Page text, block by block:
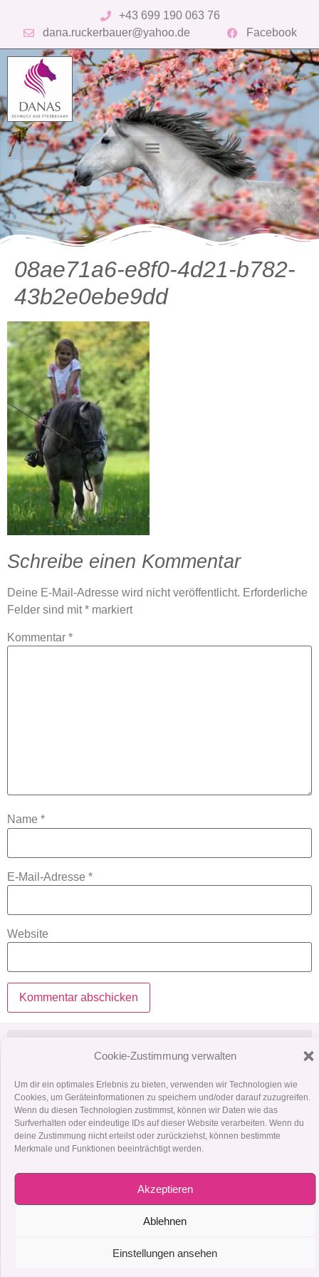
Cookie-Zustimmung verwalten
Um dir ein optimales Erlebnis zu bieten, verwenden wir Technologien wie
Cookies, um Geräteinformationen zu speichern und/oder darauf zuzugreifen.
Wenn du diesen Technologien zustimmst, können wir Daten wie das
Surfverhalten oder eindeutige IDs auf dieser Website verarbeiten. Wenn du
deine Zustimmung nicht erteilst oder zurückziehst, können bestimmte
Merkmale und Funktionen beeinträchtigt werden.
Akzeptieren
Ablehnen
Einstellungen ansehen
+43 699 190 063 76
dana.ruckerbauer@yahoo.de
Facebook
08ae71a6-e8f0-4d21-b782-
43b2e0ebe9dd
Schreibe einen Kommentar
Deine E-Mail-Adresse wird nicht veröffentlicht. Erforderliche
Felder sind mit* markiert
Kommentar *
Name *
E-Mail-Adresse *
Website
+43 699 190 063 76
dana.ruckerbauer@yahoo.de
Facebook
akzeptieren und diesen Inhalt zu aktivieren